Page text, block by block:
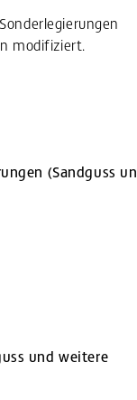
modifiziert.
(Sandguss
und weitere